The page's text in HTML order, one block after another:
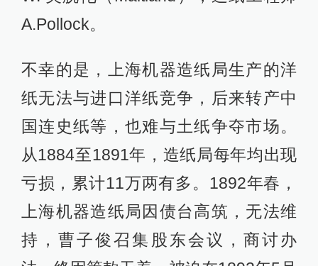
A.Pollock。
不幸的是，上海机器造纸局生产的洋
纸无法与进口洋纸竞争，后来转产中
国连史纸等，也难与土纸争夺市场。
从1884至1891年，造纸局每年均出现
亏损，累计11万两有多。1892年春，
上海机器造纸局因债台高筑，无法维
持，曹子俊召集股东会议，商讨办